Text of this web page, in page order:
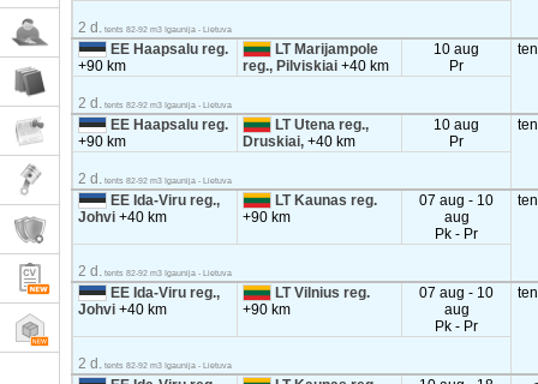
2 d. tents 82-92 m3 Igaunija - Lietuva
EE Haapsalu reg.
+90 km
LT Marijampole
reg., Pilviskiai+40 km
10 aug
Pr
2 d. tents 82-92 m3 Igaunija - Lietuva
EE Haapsalu reg.
+90 km
LT Utena reg.,
Druskiai,+40 km
10 aug
Pr
2 d. tents 82-92 m3 Igaunija - Lietuva
EE Ida-Viru reg.,
Johvi+40 km
LT Kaunas reg.
+90 km
07 aug - 10
aug
Pk - Pr
2 d. tents 82-92 m3 Igaunija - Lietuva
EE Ida-Viru reg.,
Johvi+40 km
LT Vilnius reg.
+90 km
07 aug - 10
aug
Pk - Pr
2 d. tents 82-92 m3 Igaunija - Lietuva